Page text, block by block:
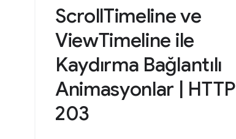
ScrollTimeline ve
ViewTimeline ile
Kaydırma Bağlantılı
Animasyonlar | HTTP
203